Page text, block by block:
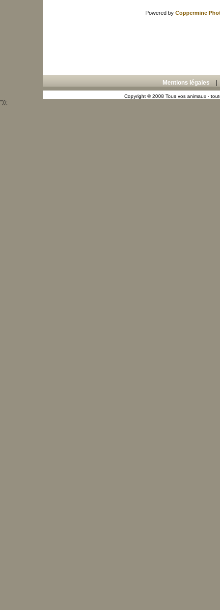
Powered by Coppermine
Mentions légales
Copyright © 2008 Tous vos animaux -
"));